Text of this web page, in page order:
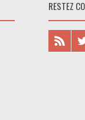
RESTEZ